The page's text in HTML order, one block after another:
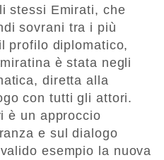
stessi Emirati, che
sovrani tra i più
profilo diplomatico,
è stata negli
diretta alla
con tutti gli attori.
è un approccio
e sul dialogo
esempio la nuova